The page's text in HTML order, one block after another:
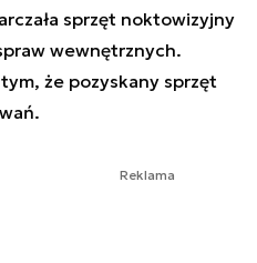
sprzęt noktowizyjny
wewnętrznych.
tym, że pozyskany sprzęt
Reklama